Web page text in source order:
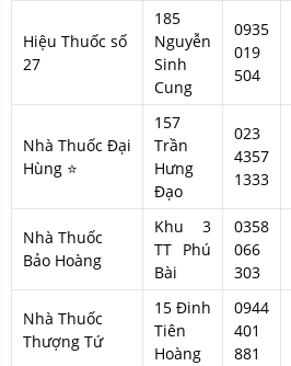
Hiệu Thuốc số
27
185
Nguyễn
Sinh
Cung
0935
019
504
Nhà Thuốc Đại
Hùng ⭐
157
Trần
Hưng
Đạo
023
4357
1333
Nhà Thuốc
Bảo Hoàng
Khu 3
TT Phú
Bài
0358
066
303
Nhà Thuốc
Thượng Tứ
15 Đinh
Tiên
Hoàng
0944
401
881